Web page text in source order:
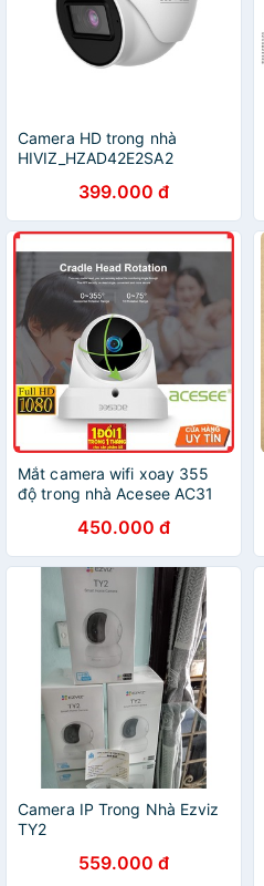
Camera HD trong nhà
HIVIZ_HZAD42E2SA2
399.000 đ
Mắt camera wifi xoay 355
độ trong nhà Acesee AC31
450.000 đ
Camera IP Trong Nhà Ezviz
TY2
559.000 đ